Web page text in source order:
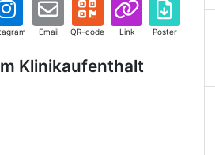
Email QR-code Link Poster
Klinikaufenthalt